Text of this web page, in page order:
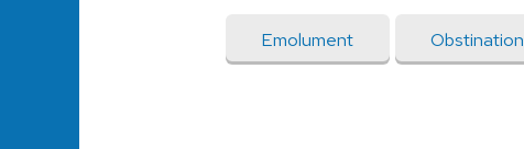
Emolument Obstination